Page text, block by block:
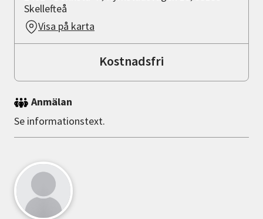
Skellefteå
Visa på karta
Kostnadsfri
Anmälan
Se informationstext.